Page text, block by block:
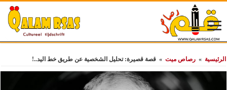
الرئيسية » رصاص ميت » قصة قصيرة: تحليل الشخصية عن طريق خط اليد..!